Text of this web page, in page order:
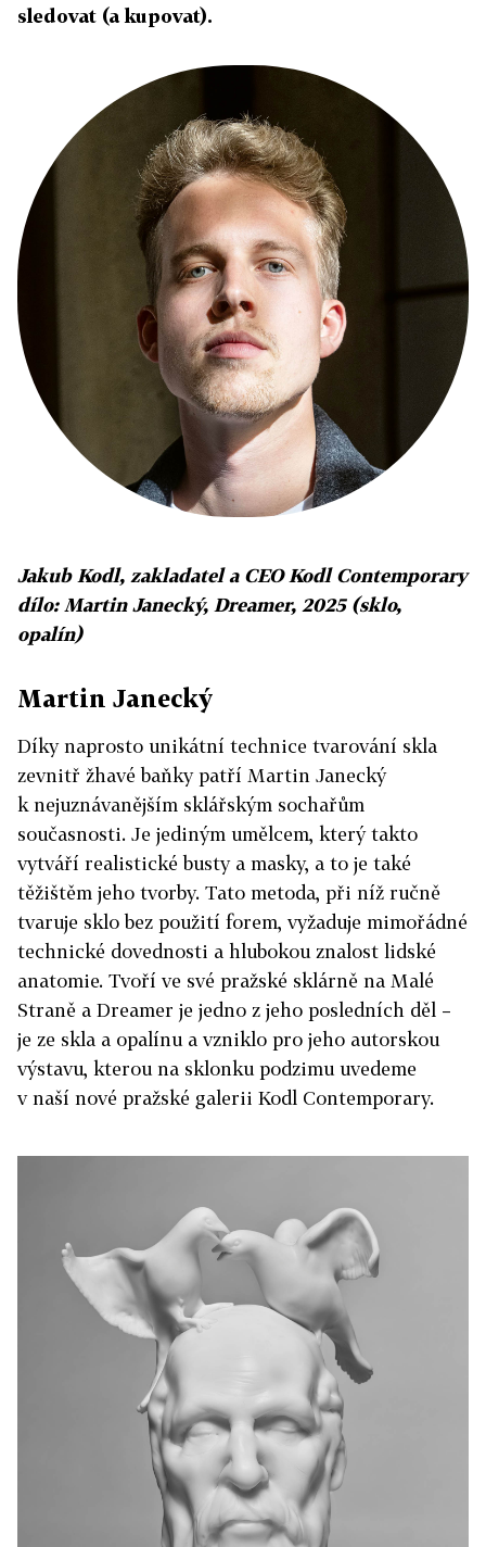
sledovat (a kupovat).
Jakub Kodl, zakladatel a CEO Kodl Contemporary
dílo: Martin Janecký, Dreamer, 2025 (sklo,
opalín)
Martin Janecký
Díky naprosto unikátní technice tvarování skla
zevnitř žhavé baňky patří Martin Janecký
k nejuznávanějším sklářským sochařům
současnosti. Je jediným umělcem, který takto
vytváří realistické busty a masky, a to je také
těžištěm jeho tvorby. Tato metoda, při níž ručně
tvaruje sklo bez použití forem, vyžaduje mimořádné
technické dovednosti a hlubokou znalost lidské
anatomie. Tvoří ve své pražské sklárně na Malé
Straně a Dreamer je jedno z jeho posledních děl –
je ze skla a opalínu a vzniklo pro jeho autorskou
výstavu, kterou na sklonku podzimu uvedeme
v naší nové pražské galerii Kodl Contemporary.